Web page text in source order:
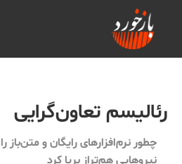
رئالیسم تعاون‌گرایی
چطور نرم‌افزارهای رایگان و متن‌باز
نیروهایی هم‌تراز برپا کرد